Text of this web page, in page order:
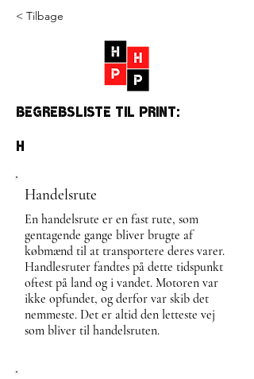
< Tilbage
Begrebsliste til print:
H
Handelsrute
En handelsrute er en fast rute, som
gentagende gange bliver brugte af
købmænd til at transportere deres varer.
Handlesruter fandtes på dette tidspunkt
oftest på land og i vandet. Motoren var
ikke opfundet, og derfor var skib det
nemmeste. Det er altid den letteste vej
som bliver til handelsruten.